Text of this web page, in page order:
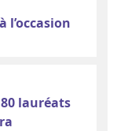
l’occasion
lauréats